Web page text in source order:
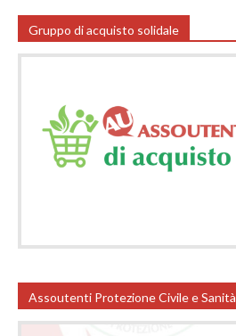
Gruppo di acquisto solidale
Assoutenti Protezione Civile e Sanità